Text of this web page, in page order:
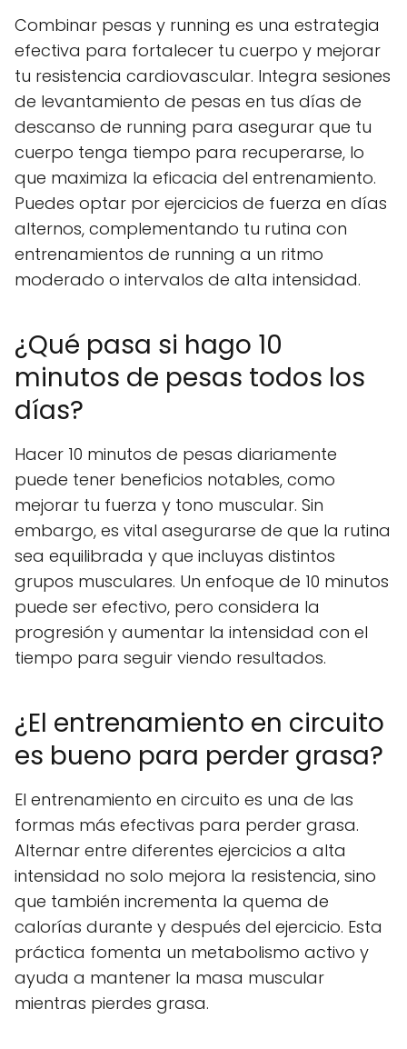
Combinar pesas y running es una estrategia
efectiva para fortalecer tu cuerpo y mejorar
tu resistencia cardiovascular. Integra sesiones
de levantamiento de pesas en tus días de
descanso de running para asegurar que tu
cuerpo tenga tiempo para recuperarse, lo
que maximiza la eficacia del entrenamiento.
Puedes optar por ejercicios de fuerza en días
alternos, complementando tu rutina con
entrenamientos de running a un ritmo
moderado o intervalos de alta intensidad.
¿Qué pasa si hago 10
minutos de pesas todos los
días?
Hacer 10 minutos de pesas diariamente
puede tener beneficios notables, como
mejorar tu fuerza y tono muscular. Sin
embargo, es vital asegurarse de que la rutina
sea equilibrada y que incluyas distintos
grupos musculares. Un enfoque de 10 minutos
puede ser efectivo, pero considera la
progresión y aumentar la intensidad con el
tiempo para seguir viendo resultados.
¿El entrenamiento en circuito
es bueno para perder grasa?
El entrenamiento en circuito es una de las
formas más efectivas para perder grasa.
Alternar entre diferentes ejercicios a alta
intensidad no solo mejora la resistencia, sino
que también incrementa la quema de
calorías durante y después del ejercicio. Esta
práctica fomenta un metabolismo activo y
ayuda a mantener la masa muscular
mientras pierdes grasa.